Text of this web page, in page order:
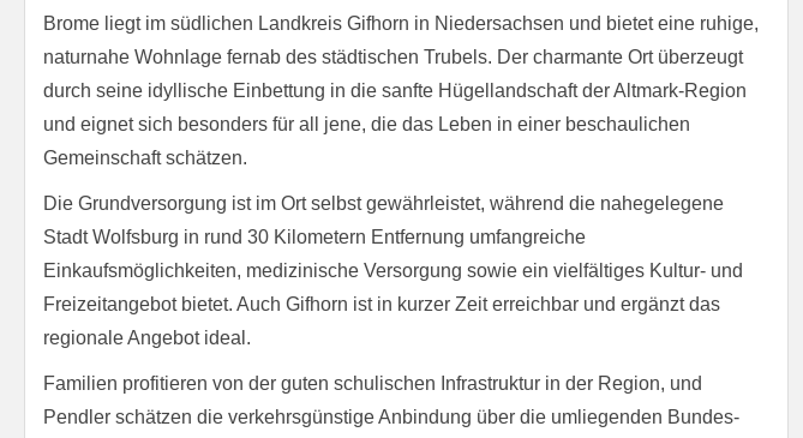
Brome liegt im südlichen Landkreis Gifhorn in Niedersachsen und bietet eine ruhige,
naturnahe Wohnlage fernab des städtischen Trubels. Der charmante Ort überzeugt
durch seine idyllische Einbettung in die sanfte Hügellandschaft der Altmark-Region
und eignet sich besonders für all jene, die das Leben in einer beschaulichen
Gemeinschaft schätzen.
Die Grundversorgung ist im Ort selbst gewährleistet, während die nahegelegene
Stadt Wolfsburg in rund 30 Kilometern Entfernung umfangreiche
Einkaufsmöglichkeiten, medizinische Versorgung sowie ein vielfältiges Kultur- und
Freizeitangebot bietet. Auch Gifhorn ist in kurzer Zeit erreichbar und ergänzt das
regionale Angebot ideal.
Familien profitieren von der guten schulischen Infrastruktur in der Region, und
Pendler schätzen die verkehrsgünstige Anbindung über die umliegenden Bundes-